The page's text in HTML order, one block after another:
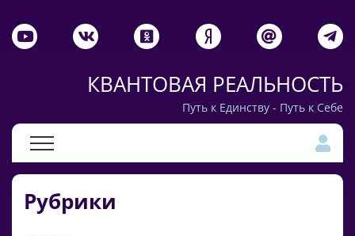
КВАНТОВАЯ РЕАЛЬНОСТЬ
Путь к Единству - Путь к Себе
Рубрики